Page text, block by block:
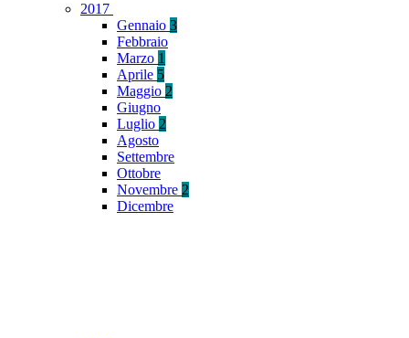
2017
Gennaio 3
Febbraio
Marzo 1
Aprile 5
Maggio 2
Giugno
Luglio 2
Agosto
Settembre
Ottobre
Novembre 2
Dicembre